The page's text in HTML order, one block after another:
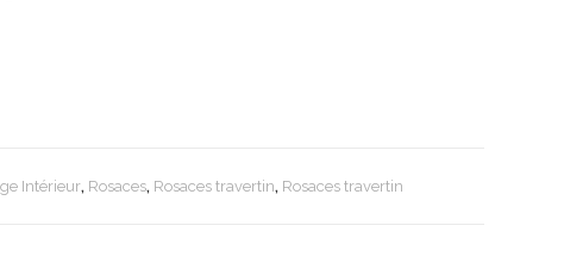
Intérieur, Rosaces, Rosaces travertin, Rosaces travertin